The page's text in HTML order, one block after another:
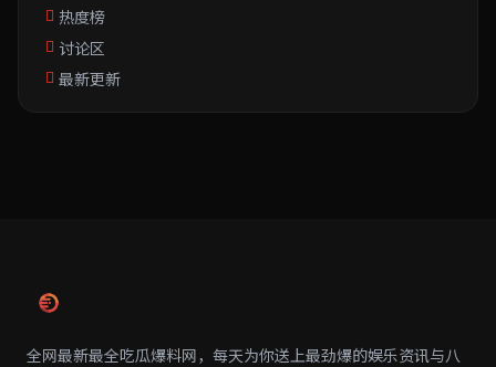
热度榜
讨论区
最新更新
全网最新最全吃瓜爆料网，每天为你送上最劲爆的娱乐资讯与八